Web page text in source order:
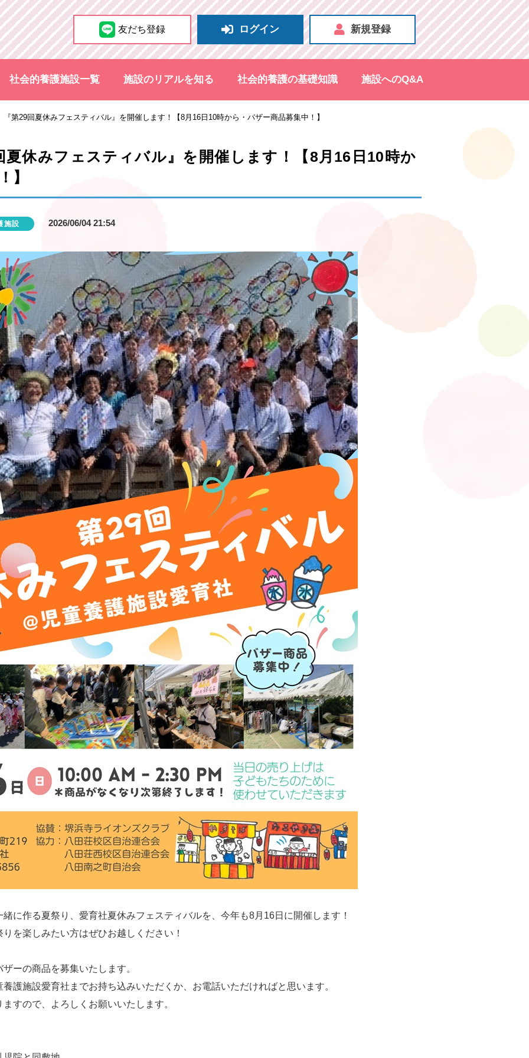
友だち登録 ログイン 新規登録
社会的養護施設一覧 施設のリアルを知る 社会的養護の基礎知識 施設へのQ&A
『第29回夏休みフェスティバル』を開催します！【8月16日10時から・バザー商品募集中！】
夏休みフェスティバル』を開催します！【8月16日10時か
】
施設 2026/06/04 21:54
に作る夏祭り、愛育社夏休みフェスティバルを、今年も8月16日に開催します！
を楽しみたい方はぜひお越しください！
ーの商品を募集いたします。
護施設愛育社までお持ち込みいただくか、お電話いただければと思います。
すので、よろしくお願いいたします。